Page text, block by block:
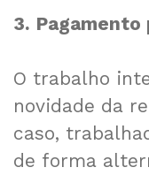
3.
O trabalho
novidade da
caso,
de forma